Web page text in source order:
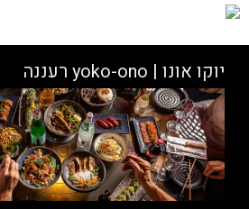
יוקו אונו | yoko-ono רעננה